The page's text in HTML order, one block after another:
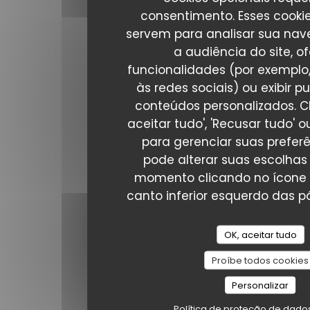
consentimento. Esses
servem para analisar sua
a audiência do site,
funcionalidades (por
às redes sociais) ou exibir
conteúdos personalizados.
aceitar tudo', 'Recusar tudo'
para gerenciar suas
pode alterar suas
momento clicando no ícone
canto inferior esquerdo das
OK, aceitar tudo
Proíbe todos cookies
Personalizar
01 42 52 25 59
Siga-nos
Facebook ((abre numa nova
NEWSLETTER
Reserva